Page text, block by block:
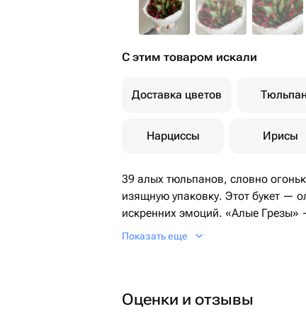
С этим товаром искали
Доставка цветов
Нарциссы Ирисы
39 алых тюльпанов, словно
изящную упаковку. Этот букет —
искренних эмоций. «Алые Грезы»
хорошего настроения.
Показать еще
Оценки и отзывы